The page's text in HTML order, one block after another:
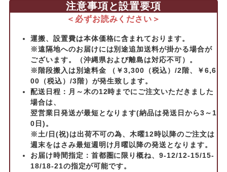
注意事項と設置要項
＜必ずお読みください＞
運搬、設置費は本体価格に含まれております。
※遠隔地へのお届けには別途追加送料が掛かる場合が
ございます。（沖縄県および離島は対応不可）。
※階段搬入は別途料金 （￥3,300（税込）/2階、￥6,6
00（税込）/3階）が発生致します。
配送日程：月～木の12時までにご注文いただきました
場合は、
翌営業日発送が最短となります(納品は発送日から3～1
0日)。
※土/日(祝)は出荷不可の為、木曜12時以降のご注文は
週末をはさみ最短週明け月曜以降の発送となります。
お届け時間指定：首都圏に限り概ね、9-12/12-15/15-
18/18-21の指定が可能です。